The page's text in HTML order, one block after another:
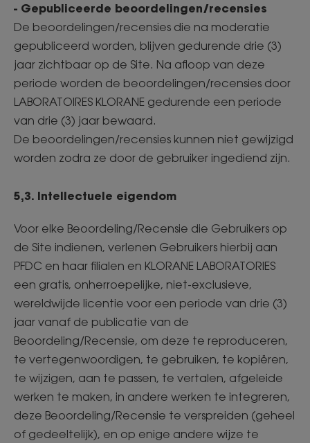
- Gepubliceerde beoordelingen/recensies
De beoordelingen/recensies die na moderatie
gepubliceerd worden, blijven gedurende drie (3)
jaar zichtbaar op de Site. Na afloop van deze
periode worden de beoordelingen/recensies door
LABORATOIRES KLORANE gedurende een periode
van drie (3) jaar bewaard.
De beoordelingen/recensies kunnen niet gewijzigd
worden zodra ze door de gebruiker ingediend zijn.
5,3. Intellectuele eigendom
Voor elke Beoordeling/Recensie die Gebruikers op
de Site indienen, verlenen Gebruikers hierbij aan
PFDC en haar filialen en KLORANE LABORATORIES
een gratis, onherroepelijke, niet-exclusieve,
wereldwijde licentie voor een periode van drie (3)
jaar vanaf de publicatie van de
Beoordeling/Recensie, om deze te reproduceren,
te vertegenwoordigen, te gebruiken, te kopiëren,
te wijzigen, aan te passen, te vertalen, afgeleide
werken te maken, in andere werken te integreren,
deze Beoordeling/Recensie te verspreiden (geheel
of gedeeltelijk), en op enige andere wijze te